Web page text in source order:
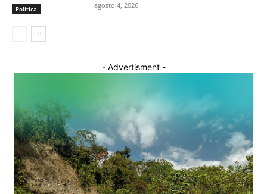
Política agosto 4, 2026
- Advertisment -